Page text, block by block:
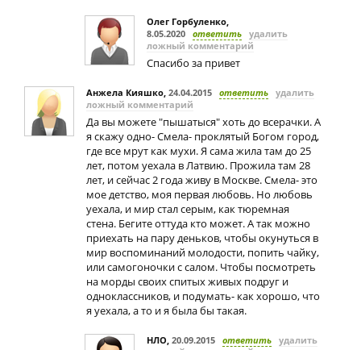
Олег Горбуленко,
8.05.2020 ответить удалить
ложный комментарий
Спасибо за привет
Анжела Кияшко, 24.04.2015 ответить удалить
ложный комментарий
Да вы можете "пышатыся" хоть до всерачки. А
я скажу одно- Смела- проклятый Богом город,
где все мрут как мухи. Я сама жила там до 25
лет, потом уехала в Латвию. Прожила там 28
лет, и сейчас 2 года живу в Москве. Смела- это
мое детство, моя первая любовь. Но любовь
уехала, и мир стал серым, как тюремная
стена. Бегите оттуда кто может. А так можно
приехать на пару деньков, чтобы окунуться в
мир воспоминаний молодости, попить чайку,
или самогоночки с салом. Чтобы посмотреть
на морды своих спитых живых подруг и
одноклассников, и подумать- как хорошо, что
я уехала, а то и я была бы такая.
НЛО, 20.09.2015 ответить удалить